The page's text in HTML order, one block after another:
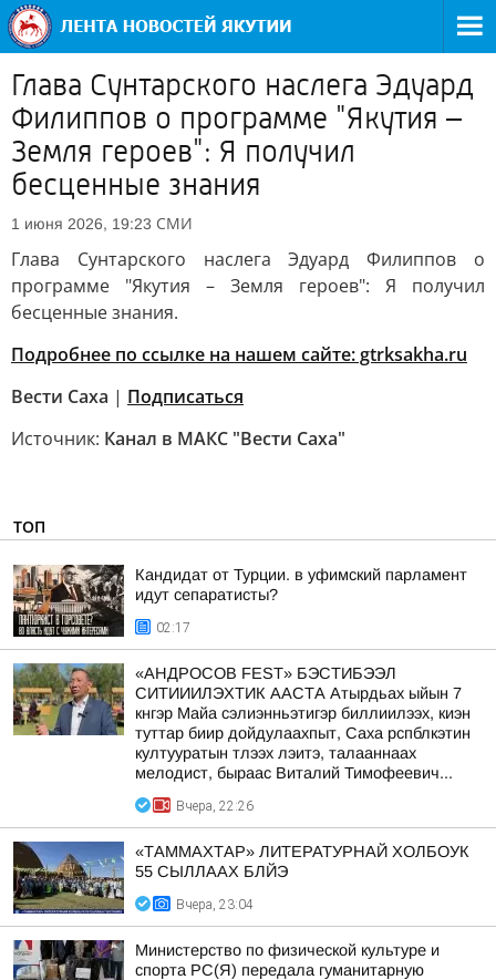
Глава Сунтарского наслега Эдуард
Филиппов о программе "Якутия –
Земля героев": Я получил
бесценные знания
1 июня 2026, 19:23 СМИ
Глава Сунтарского наслега Эдуард Филиппов о
программе "Якутия – Земля героев": Я получил
бесценные знания.
Подробнее по ссылке на нашем сайте: gtrksakha.ru
Вести Саха | Подписаться
Источник: Канал в МАКС "Вести Саха"
ТОП
Кандидат от Турции. в уфимский парламент
идут сепаратисты?
02:17
«АНДРОСОВ FEST» БЭСТИБЭЭЛ
СИТИИИЛЭХТИК ААСТА Атырдьах ыйын 7
кнгэр Майа сэлиэнньэтигэр биллиилээх, киэн
туттар биир дойдулаахпыт, Саха рспблкэтин
култууратын тлээх лэитэ, талааннаах
мелодист, быраас Виталий Тимофеевич...
Вчера, 22:26
«ТАММАХТАР» ЛИТЕРАТУРНАЙ ХОЛБОУК
55 СЫЛЛААХ БЛЙЭ
Вчера, 23:04
Министерство по физической культуре и
спорта РС(Я) передала гуманитарную